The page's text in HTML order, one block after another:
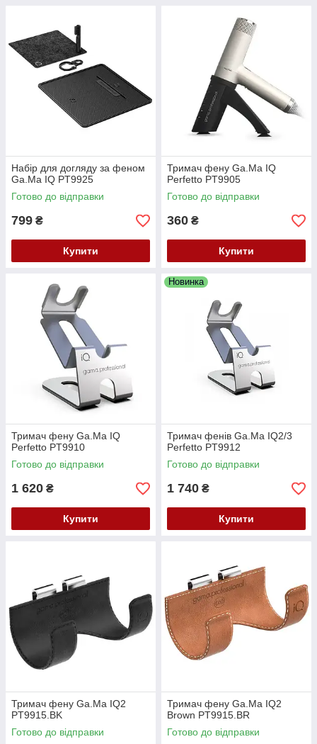
Набір для догляду за феном
Ga.Ma IQ PT9925
Готово до відправки
799 ₴
Купити
Тримач фену Ga.Ma IQ
Perfetto PT9905
Готово до відправки
360 ₴
Купити
Тримач фену Ga.Ma IQ
Perfetto PT9910
Готово до відправки
1 620 ₴
Купити
Новинка
Тримач фенів Ga.Ma IQ2/3
Perfetto PT9912
Готово до відправки
1 740 ₴
Купити
Тримач фену Ga.Ma IQ2
PT9915.BK
Готово до відправки
Тримач фену Ga.Ma IQ2
Brown PT9915.BR
Готово до відправки